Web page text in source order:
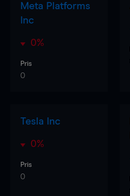
Meta Platforms
Inc
0%
Pris
0
Tesla Inc
0%
Pris
0